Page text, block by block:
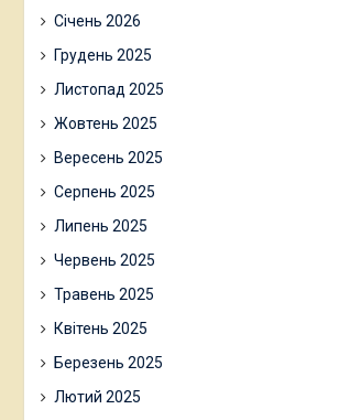
Січень 2026
Грудень 2025
Листопад 2025
Жовтень 2025
Вересень 2025
Серпень 2025
Липень 2025
Червень 2025
Травень 2025
Квітень 2025
Березень 2025
Лютий 2025